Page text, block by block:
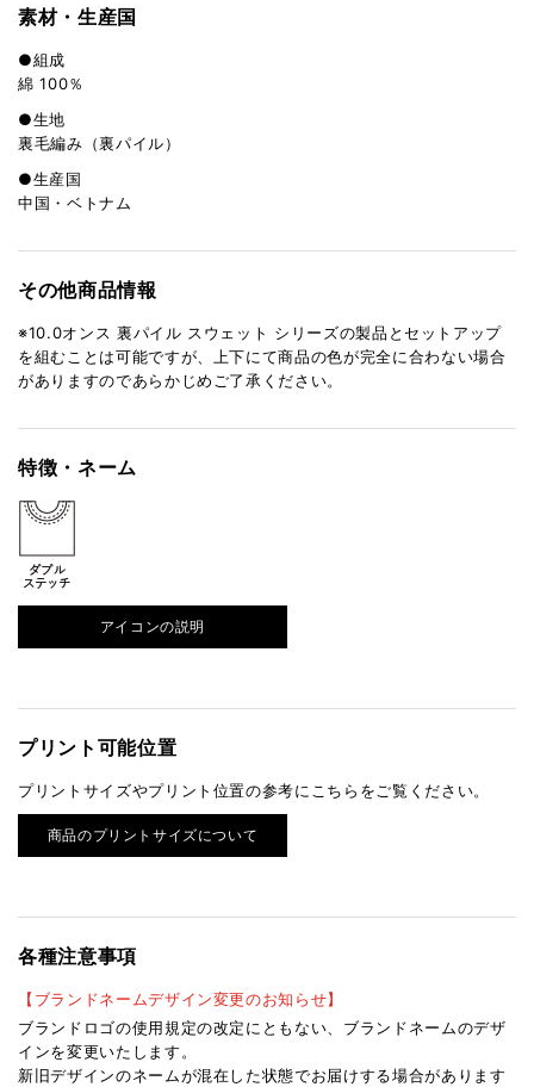
素材・生産国
●組成
綿 100％
●生地
裏毛編み（裏パイル）
●生産国
中国・ベトナム
その他商品情報
※10.0オンス 裏パイル スウェット シリーズの製品とセットアップ
を組むことは可能ですが、上下にて商品の色が完全に合わない場合
がありますのであらかじめご了承ください。
特徴・ネーム
アイコンの説明
プリント可能位置
プリントサイズやプリント位置の参考にこちらをご覧ください。
商品のプリントサイズについて
各種注意事項
【ブランドネームデザイン変更のお知らせ】
ブランドロゴの使用規定の改定にともない、ブランドネームのデザ
インを変更いたします。
新旧デザインのネームが混在した状態でお届けする場合があります